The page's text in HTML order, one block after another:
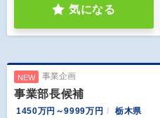
気になる
NEW 事業企画
事業部長候補
1450万円～9999万円 栃木県